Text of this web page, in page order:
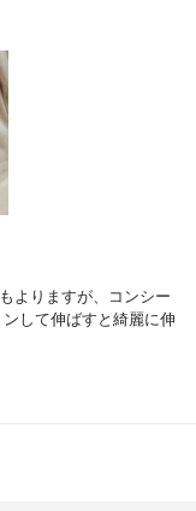
よりますが、コンシー
して伸ばすと綺麗に伸